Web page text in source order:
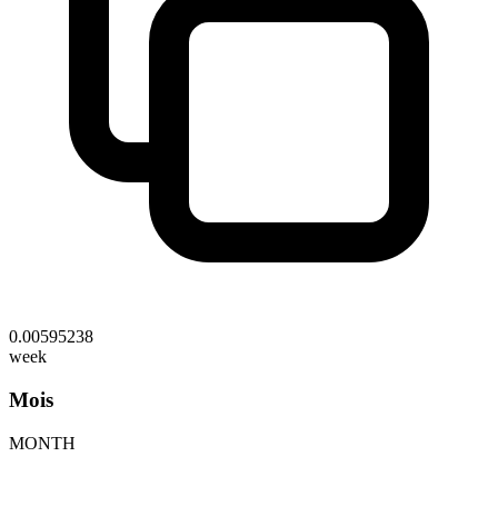
0.00595238
week
Mois
MONTH